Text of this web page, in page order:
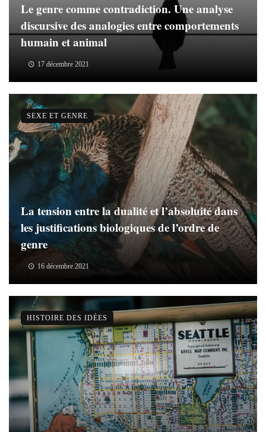
Le genre comme contradiction. Une analyse
discursive des analogies entre comportements
humain et animal
17 décembre 2021
La tension entre la dualité et l’absoluité dans
les justifications biologiques de l’ordre de
genre
16 décembre 2021
SEXE ET GENRE
HISTOIRE DES IDÉES